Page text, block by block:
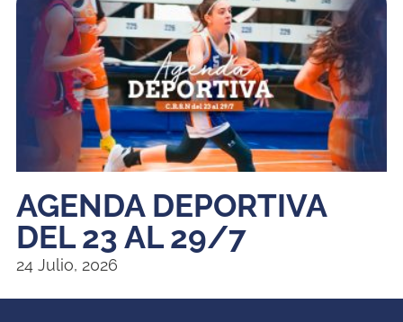
AGENDA DEPORTIVA
DEL 23 AL 29/7
24 Julio, 2026